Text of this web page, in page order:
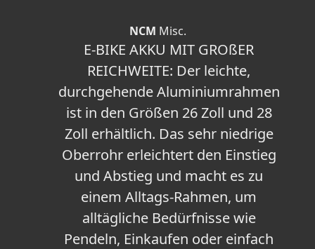
NCM Misc.
E-BIKE AKKU MIT GROßER
REICHWEITE: Der leichte,
durchgehende Aluminiumrahmen
ist in den Größen 26 Zoll und 28
Zoll erhältlich. Das sehr niedrige
Oberrohr erleichtert den Einstieg
und Abstieg und macht es zu
einem Alltags-Rahmen, um
alltägliche Bedürfnisse wie
Pendeln, Einkaufen oder einfach